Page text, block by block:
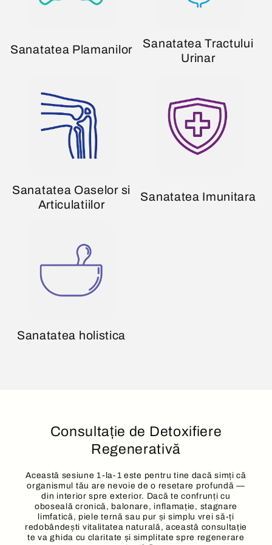
Sanatatea Plamanilor
Sanatatea Tractului
Urinar
Sanatatea Oaselor si
Articulatiilor
Sanatatea Imunitara
Sanatatea holistica
Consultație de Detoxifiere
Regenerativă
Această sesiune 1-la-1 este pentru tine dacă simți că
organismul tău are nevoie de o resetare profundă —
din interior spre exterior. Dacă te confrunți cu
oboseală cronică, balonare, inflamație, stagnare
limfatică, piele ternă sau pur și simplu vrei să-ți
redobândești vitalitatea naturală, această consultație
te va ghida cu claritate și simplitate spre regenerare